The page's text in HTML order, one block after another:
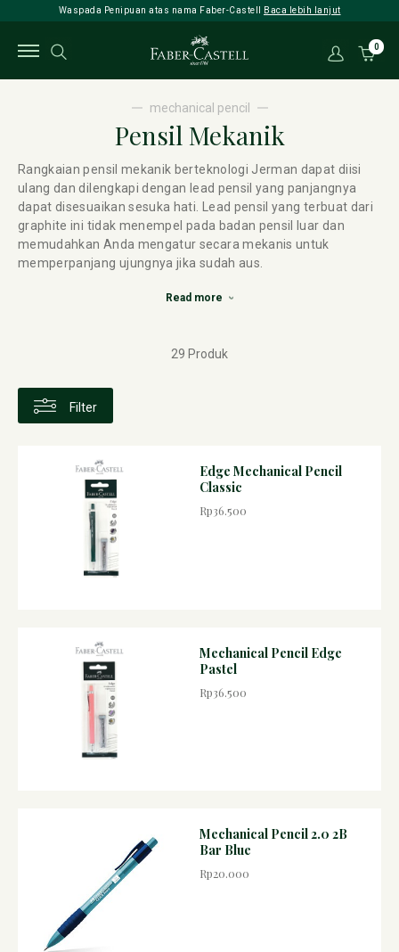
Waspada Penipuan atas nama Faber-Castell Baca lebih lanjut
0
mechanical pencil
Pensil Mekanik
Rangkaian pensil mekanik berteknologi Jerman dapat diisi
ulang dan dilengkapi dengan lead pensil yang panjangnya
dapat disesuaikan sesuka hati. Lead pensil yang terbuat dari
graphite ini tidak menempel pada badan pensil luar dan
memudahkan Anda mengatur secara mekanis untuk
memperpanjang ujungnya jika sudah aus.
Read more
Filter
29 Produk
Edge Mechanical Pencil
Classic
Rp36.500
Mechanical Pencil Edge
Pastel
Rp36.500
Mechanical Pencil 2.0 2B
Bar Blue
Rp20.000